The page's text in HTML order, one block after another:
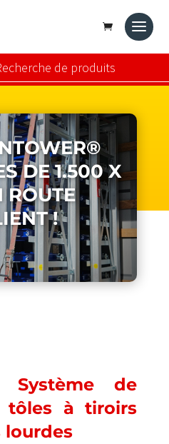
DE 1.500 X
!
Système de
tôles à tiroirs
lourdes